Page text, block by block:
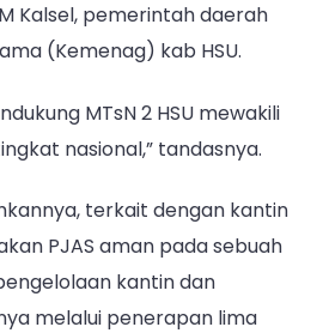
Kalsel, pemerintah daerah
(Kemenag) kab HSU.
MTsN 2 HSU mewakili
nasional,” tandasnya.
terkait dengan kantin
PJAS aman pada sebuah
kantin dan
melalui penerapan lima